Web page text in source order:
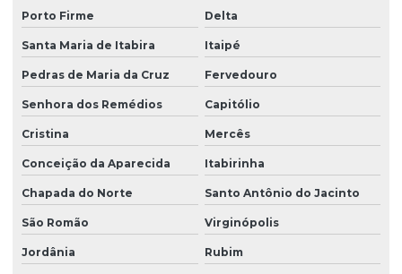
Porto Firme Delta
Santa Maria de Itabira Itaipé
Pedras de Maria da Cruz Fervedouro
Senhora dos Remédios Capitólio
Cristina Mercês
Conceição da Aparecida Itabirinha
Chapada do Norte Santo Antônio do Jacinto
São Romão Virginópolis
Jordânia Rubim